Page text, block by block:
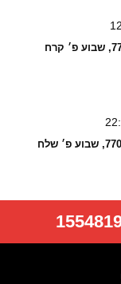
יומן שבועי מבית משיח-770, שבוע פ׳ קרח
יומן שבועי מבית משיח - 770, שבוע פ׳ שלח